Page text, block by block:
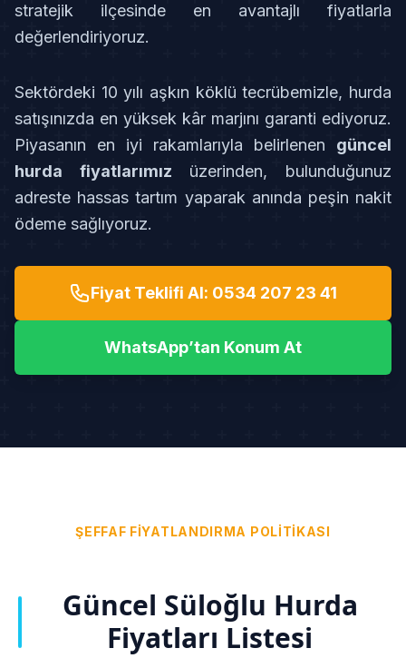
stratejik ilçesinde en avantajlı fiyatlarla
değerlendiriyoruz.
Sektördeki 10 yılı aşkın köklü tecrübemizle, hurda
satışınızda en yüksek kâr marjını garanti ediyoruz.
Piyasanın en iyi rakamlarıyla belirlenen güncel
hurda fiyatlarımız üzerinden, bulunduğunuz
adreste hassas tartım yaparak anında peşin nakit
ödeme sağlıyoruz.
Fiyat Teklifi Al: 0534 207 23 41
WhatsApp’tan Konum At
ŞEFFAF FIYATLANDIRMA POLITIKASI
Güncel Süloğlu Hurda
Fiyatları Listesi